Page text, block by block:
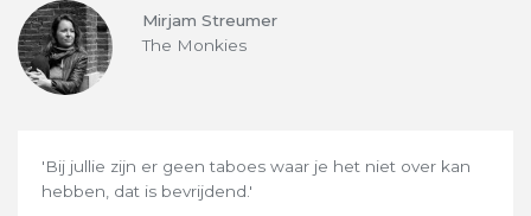
Mirjam Streumer
The Monkies
'Bij jullie zijn er geen taboes waar je het niet over kan
hebben, dat is bevrijdend.'